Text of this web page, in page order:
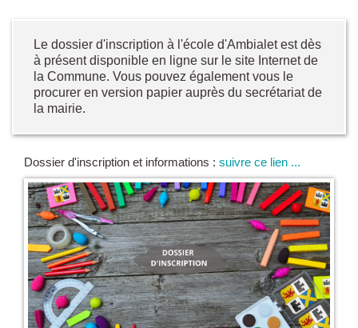
Le dossier d'inscription à l'école d'Ambialet est dès
à présent disponible en ligne sur le site Internet de
la Commune. Vous pouvez également vous le
procurer en version papier auprès du secrétariat de
la mairie.
Dossier d'inscription et informations : suivre ce lien ...